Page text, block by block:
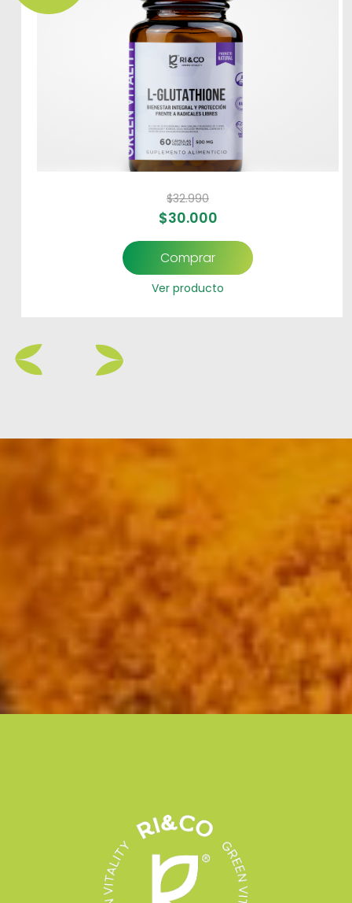
$32.990
$30.000
Comprar
Ver producto